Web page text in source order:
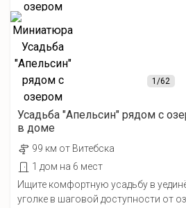
1/62
Усадьба "Апельсин" рядом с
в доме
99 км от Витебска
1 дом на 6 мест
Ищите комфортную усадьбу в
уголке в шаговой доступности от